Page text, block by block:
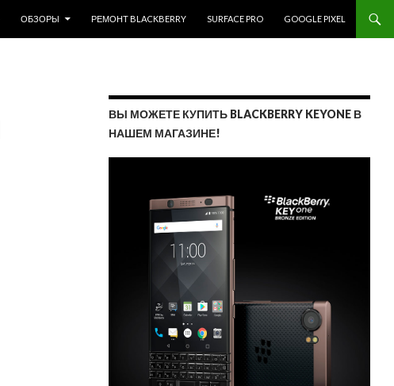
ОБЗОРЫ РЕМОНТ BLACKBERRY SURFACE PRO GOOGLE PIXEL
ВЫ МОЖЕТЕ КУПИТЬ BLACKBERRY KEYONE В
НАШЕМ МАГАЗИНЕ!